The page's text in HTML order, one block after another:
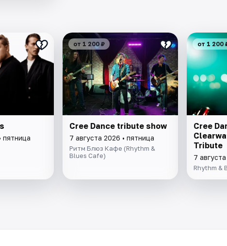
пятница
от 1 200 ₽
Cree Dance tribute show
7 августа 2026 • пятница
Ритм Блюз Кафе (Rhythm &
Blues Cafe)
от 1 200
Cree
Tribute
7
Rhythm &